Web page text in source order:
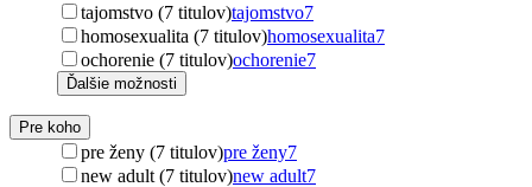
tajomstvo (7 titulov)tajomstvo7
homosexualita (7 titulov)homosexualita7
ochorenie (7 titulov)ochorenie7
Ďalšie možnosti
Pre koho
pre ženy (7 titulov)pre ženy7
new adult (7 titulov)new adult7